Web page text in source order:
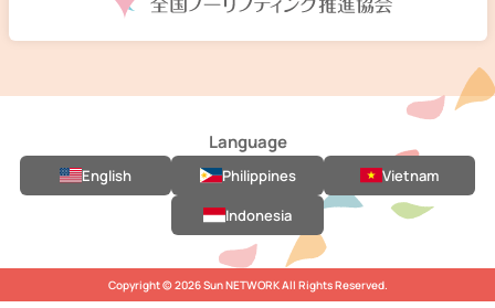
Language
English Philippines
Vietnam
Indonesia
Copyright © 2026 Sun NETWORK All Rights Reserved.